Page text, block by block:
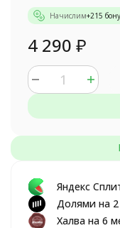
Начислим+215
4 290 ₽
Яндекс
Долями на
Халва на 6